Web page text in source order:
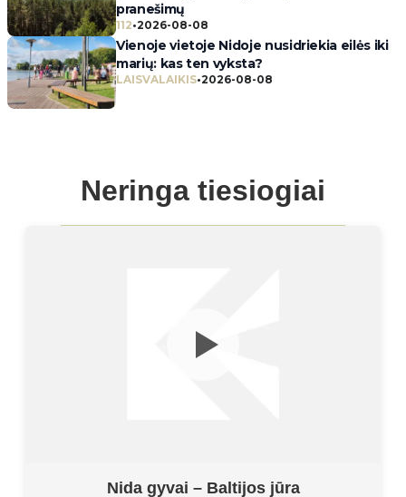
pranešimų
112•2026-08-08
Vienoje vietoje Nidoje nusidriekia eilės iki
marių: kas ten vyksta?
LAISVALAIKIS•2026-08-08
Neringa tiesiogiai
Nida gyvai – Baltijos jūra